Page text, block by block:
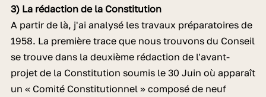
3) La rédaction de la Constitution
A partir de là, j'ai analysé les travaux préparatoires de
1958. La première trace que nous trouvons du Conseil
se trouve dans la deuxième rédaction de l'avant-
projet de la Constitution soumis le 30 Juin où apparaît
un « Comité Constitutionnel » composé de neuf